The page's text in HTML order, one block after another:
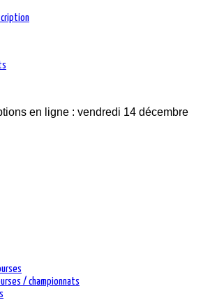
en ligne : vendredi 14 décembre
/ championnats